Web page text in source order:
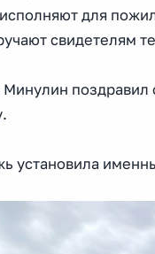
для
свидетелям
Минулин
установила